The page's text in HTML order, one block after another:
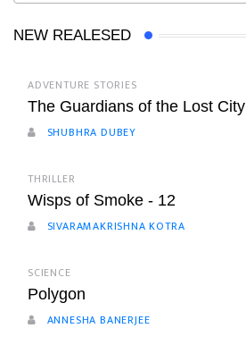
NEW REALESED
ADVENTURE STORIES
The Guardians of the Lost City
SHUBHRA DUBEY
THRILLER
Wisps of Smoke - 12
SIVARAMAKRISHNA KOTRA
SCIENCE
Polygon
ANNESHA BANERJEE